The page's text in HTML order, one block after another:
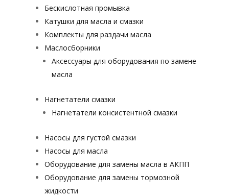
Бескислотная промывка
Катушки для масла и смазки
Комплекты для раздачи масла
Маслосборники
Аксессуары для оборудования по замене
масла
Нагнетатели смазки
Нагнетатели консистентной смазки
Насосы для густой смазки
Насосы для масла
Оборудование для замены масла в АКПП
Оборудование для замены тормозной
жидкости